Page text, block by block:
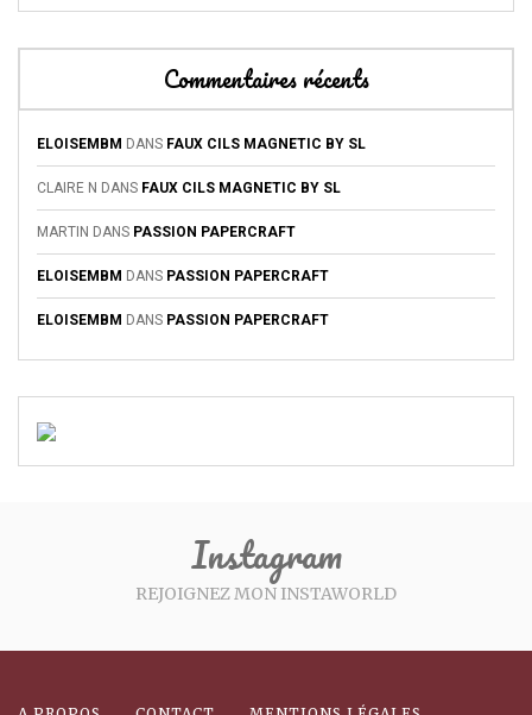
Commentaires récents
ELOISEMBM DANS FAUX CILS MAGNETIC BY SL
CLAIRE N DANS FAUX CILS MAGNETIC BY SL
MARTIN DANS PASSION PAPERCRAFT
ELOISEMBM DANS PASSION PAPERCRAFT
ELOISEMBM DANS PASSION PAPERCRAFT
Instagram
REJOIGNEZ MON INSTAWORLD